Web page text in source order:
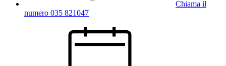
Chiama il
numero 035 821047